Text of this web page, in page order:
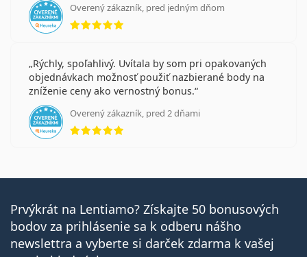
Overený zákazník, pred jedným dňom
hodnotenie 5 z 5
Rýchly, spoľahlivý. Uvítala by som pri opakovaných
objednávkach možnosť použiť nazbierané body na
zníženie ceny ako vernostný bonus.
Overený zákazník, pred 2 dňami
hodnotenie 5 z 5
Prvýkrát na Lentiamo? Získajte 50 bonusových
bodov za prihlásenie sa k odberu nášho
newslettra a vyberte si darček zdarma k vašej